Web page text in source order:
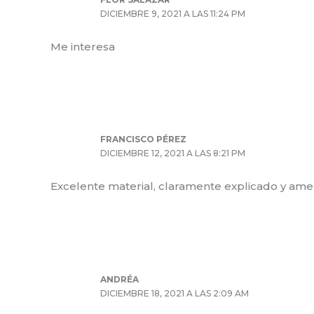
DICIEMBRE 9, 2021 A LAS 11:24 PM
Me interesa
FRANCISCO PÉREZ
DICIEMBRE 12, 2021 A LAS 8:21 PM
Excelente material, claramente explicado y
ANDRÉA
DICIEMBRE 18, 2021 A LAS 2:09 AM